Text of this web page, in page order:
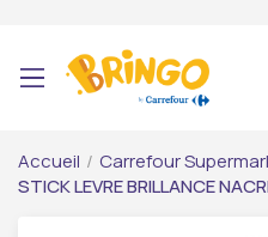
Accueil / Carrefour
STICK LEVRE BRILLANCE